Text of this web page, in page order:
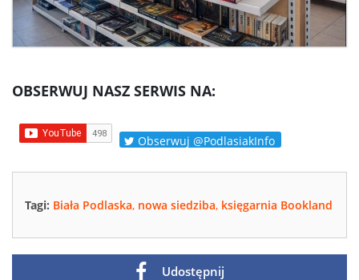
OBSERWUJ NASZ SERWIS NA:
Obserwuj @PodlasiakInfo
Tagi: Biała Podlaska, nowa siedziba, księgarnia Bookland
Udostępnij